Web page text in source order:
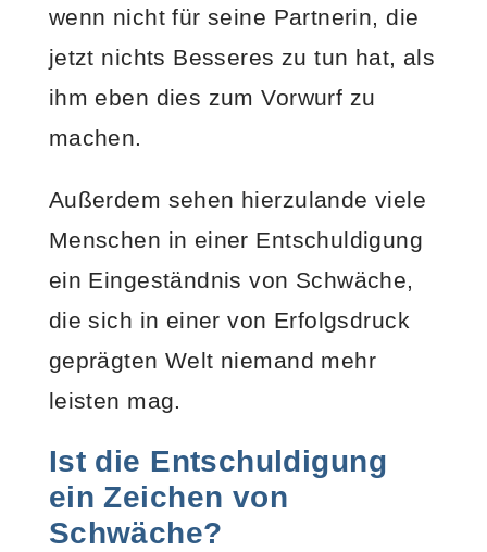
wenn nicht für seine Partnerin, die
jetzt nichts Besseres zu tun hat, als
ihm eben dies zum Vorwurf zu
machen.
Außerdem sehen hierzulande viele
Menschen in einer Entschuldigung
ein Eingeständnis von Schwäche,
die sich in einer von Erfolgsdruck
geprägten Welt niemand mehr
leisten mag.
Ist die Entschuldigung
ein Zeichen von
Schwäche?